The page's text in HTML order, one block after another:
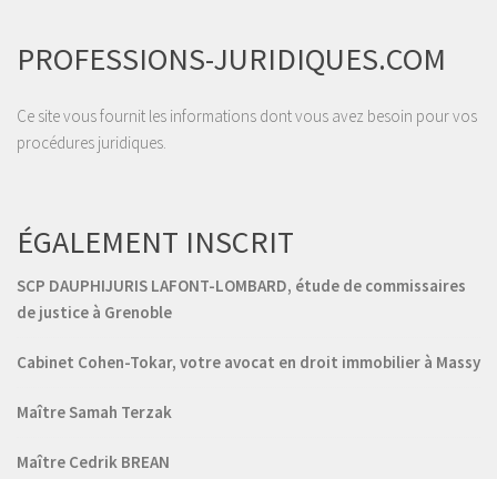
PROFESSIONS-JURIDIQUES.COM
Ce site vous fournit les informations dont vous avez besoin pour vos
procédures juridiques.
ÉGALEMENT INSCRIT
SCP DAUPHIJURIS LAFONT-LOMBARD, étude de commissaires
de justice à Grenoble
Cabinet Cohen-Tokar, votre avocat en droit immobilier à Massy
Maître Samah Terzak
Maître Cedrik BREAN